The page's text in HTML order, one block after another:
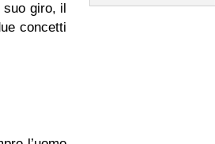
suo giro, il
concetti